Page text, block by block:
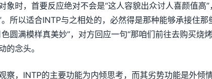
象时，首要反应绝对不会是“这人容貌出众讨人喜颜值高
所以适合INTP与之相处的，必然得是那种能够承接住
圆满模样真美妙”，对方回应一句“那咱们前往去购买烧
的念头。
察，INTP的主要功能为内倾思考，而其劣势功能是外倾